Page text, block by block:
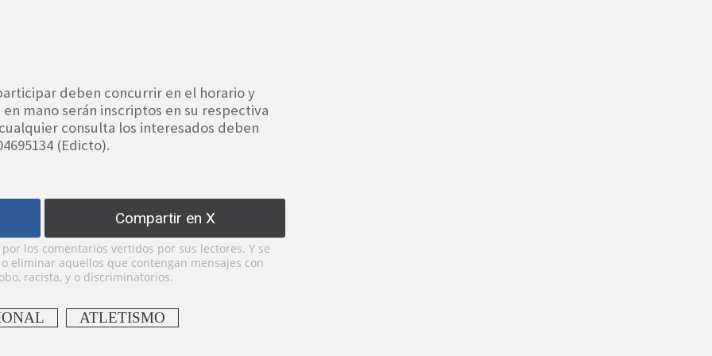
deben concurrir en el horario y
mano serán inscriptos en su respectiva
consulta los interesados deben
(Edicto).
Compartir en X
por los comentarios vertidos por sus lectores. Y se
eliminar aquellos que contengan mensajes con
racista, y o discriminatorios.
ATLETISMO